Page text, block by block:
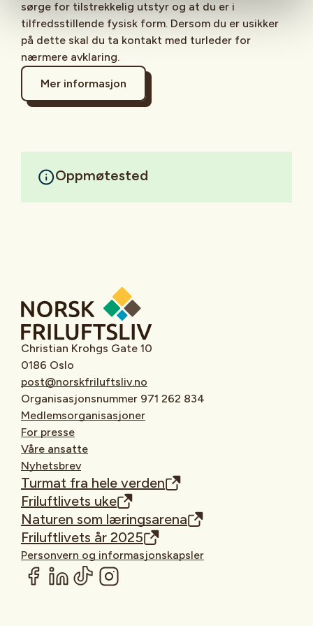
sørge for tilstrekkelig utstyr og at du er i
tilfredsstillende fysisk form. Dersom du er usikker
på dette skal du ta kontakt med turleder for
nærmere avklaring.
Mer informasjon
Oppmøtested
Christian Krohgs Gate 10
0186 Oslo
post@norskfriluftsliv.no
Organisasjonsnummer 971 262 834
Medlemsorganisasjoner
For presse
Våre ansatte
Nyhetsbrev
Turmat fra hele verden
Friluftlivets uke
Naturen som læringsarena
Friluftlivets år 2025
Personvern og informasjonskapsler